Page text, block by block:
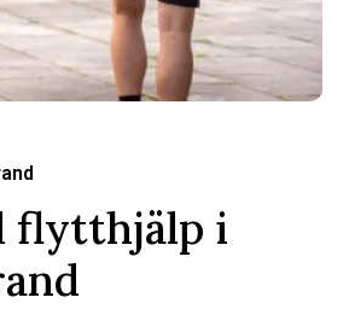
flytthjälp i